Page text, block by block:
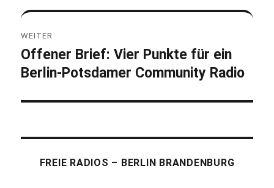
WEITER
Nächster
Beitrag:
Offener Brief: Vier Punkte für ein
Berlin-Potsdamer Community Radio
FREIE RADIOS – BERLIN BRANDENBURG